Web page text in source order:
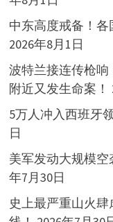
中东高度戒备！各
2026年8月1日
波特兰接连传枪响
附近又发生命案！
5万人冲入西班牙
日
美军发动大规模空
年7月30日
史上最严重山火